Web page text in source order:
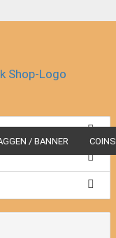
/ BANNER COINS